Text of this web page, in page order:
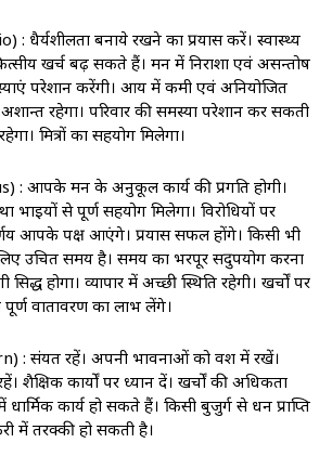
: धैर्यशीलता बनाये रखने का प्रयास करें। स्वास्थ्‍य
खर्च बढ़ सकते हैं। मन में निराशा एवं असन्तोष
परेशान करेंगी। आय में कमी एवं अनियोजित
रहेगा। परिवार की समस्या परेशान कर सकती
मित्रों का सहयोग मिलेगा।
: आपके मन के अनुकूल कार्य की प्रगति होगी।
भाइयों से पूर्ण सहयोग मिलेगा। विरोधियों पर
आपके पक्ष आएंगे। प्रयास सफल होंगे। किसी भी
उचित समय है। समय का भरपूर सदुपयोग करना
सिद्ध होगा। व्यापार में अच्छी स्थिति रहेगी। खर्चों पर
पूर्ण वातावरण का लाभ लेंगे।
: संयत रहें। अपनी भावनाओं को वश में रखें।
शैक्षिक कार्यों पर ध्यान दें। खर्चों की अधिकता
धार्मिक कार्य हो सकते हैं। किसी बुजुर्ग से धन प्राप्ति
में तरक्‍की हो सकती है।